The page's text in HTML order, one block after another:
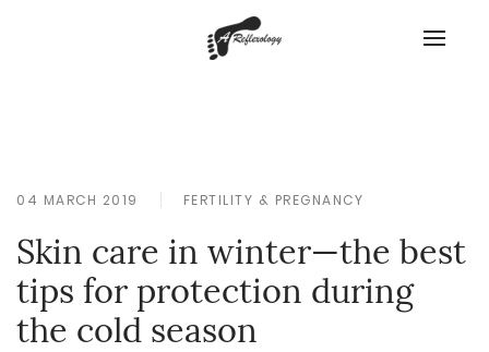
04 MARCH 2019 FERTILITY & PREGNANCY
Skin care in winter—the best
tips for protection during
the cold season